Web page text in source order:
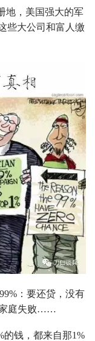
地，美国强大的军
些大公司和富人缴
：要还贷，没有
家庭失败……
的钱，都来自那1%